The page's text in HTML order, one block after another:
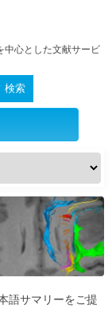
中心とした文献サービ
語サマリーをご提